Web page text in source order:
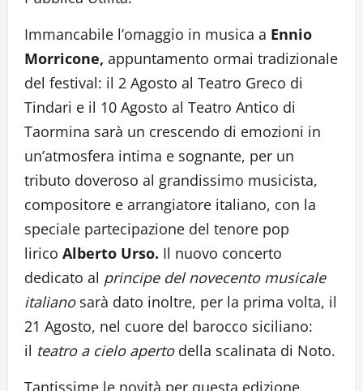
Immancabile l’omaggio in musica a Ennio
Morricone, appuntamento ormai tradizionale
del festival: il 2 Agosto al Teatro Greco di
Tindari e il 10 Agosto al Teatro Antico di
Taormina sarà un crescendo di emozioni in
un’atmosfera intima e sognante, per un
tributo doveroso al grandissimo musicista,
compositore e arrangiatore italiano, con la
speciale partecipazione del tenore pop
lirico Alberto Urso. Il nuovo concerto
dedicato al principe del novecento musicale
italianosarà dato inoltre, per la prima volta, il
21 Agosto, nel cuore del barocco siciliano:
il teatro a cielo apertodella scalinata di Noto.
Tantissime le novità per questa edizione